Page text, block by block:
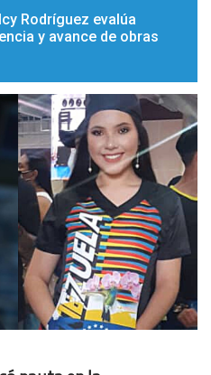
Rodríguez evalúa
y avance de obras